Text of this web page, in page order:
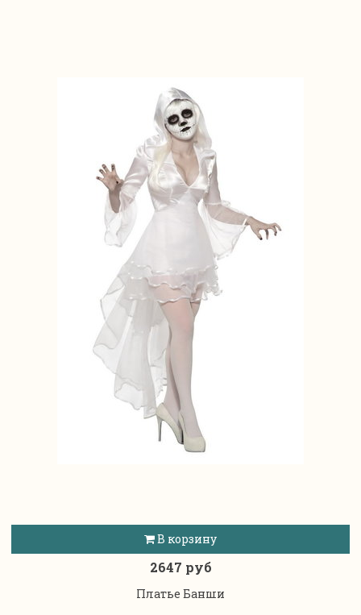
В корзину
2647 руб
Платье Банши